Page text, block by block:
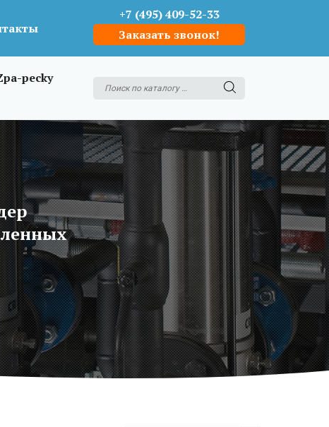
+7 (495) 409-52-33
Заказать звонок!
pecky